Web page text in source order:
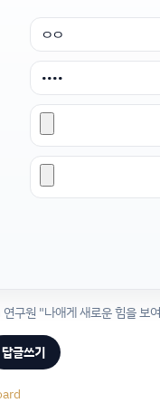
구원 "나애게 새로운 힘을 보
답글쓰기